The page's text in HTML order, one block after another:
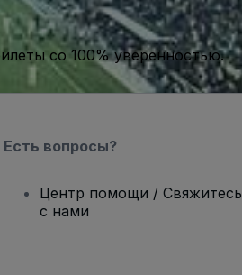
со 100% уверенностью.
Есть вопросы?
Центр помощи / Свяжитесь
с нами